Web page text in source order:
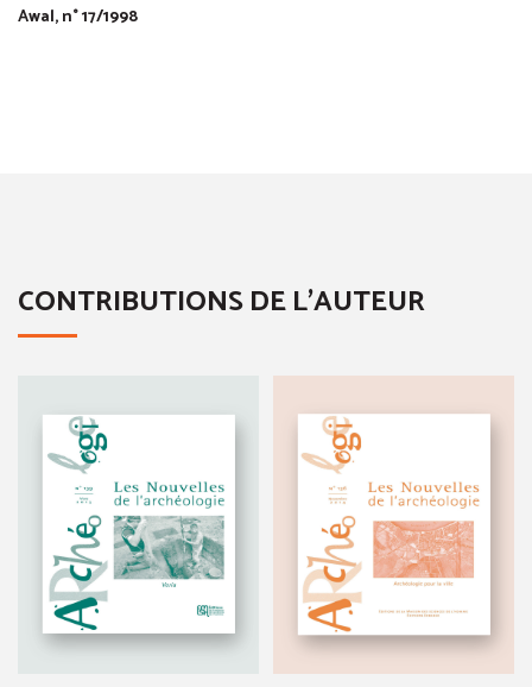
Awal, n° 17/1998
CONTRIBUTIONS DE L'AUTEUR